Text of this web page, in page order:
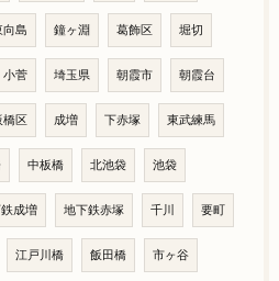
向島 鐘ヶ淵 葛飾区 堀切
小菅 埼玉県 朝霞市 朝霞台
橋区 成増 下赤塚 東武練馬
中板橋 北池袋 池袋
成増 地下鉄赤塚 千川 要町
江戸川橋 飯田橋 市ヶ谷